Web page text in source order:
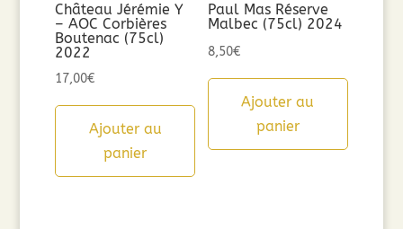
Château Jérémie Y
– AOC Corbières
Boutenac (75cl)
2022
17,00€
Ajouter au
panier
Paul Mas Réserve
Malbec (75cl) 2024
8,50€
Ajouter au
panier